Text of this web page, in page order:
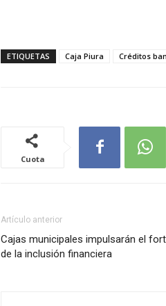
ETIQUETAS Caja Piura Créditos
Cuota
Artículo anterior
Cajas municipales impulsarán el
de la inclusión financiera